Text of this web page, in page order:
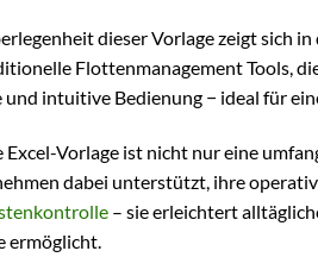
dieser Vorlage zeigt sich
Flottenmanagement Tools,
intuitive Bedienung − ideal für
Excel-Vorlage ist nicht nur eine
dabei unterstützt, ihre
– sie erleichtert
ermöglicht.